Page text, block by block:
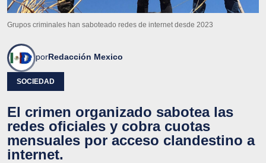
Grupos criminales han saboteado redes de internet desde 2023
porRedacción Mexico
SOCIEDAD
El crimen organizado sabotea las
redes oficiales y cobra cuotas
mensuales por acceso clandestino a
internet.